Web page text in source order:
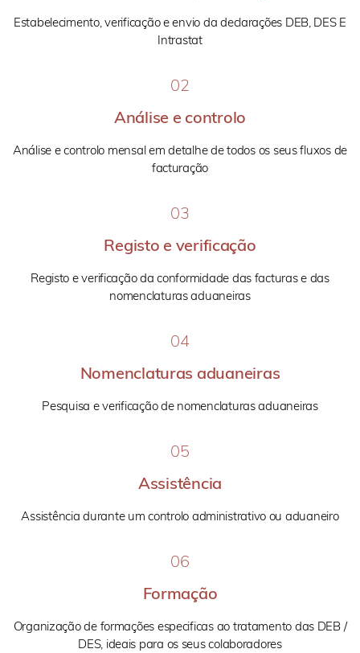
Estabelecimento, verificação e envio da declarações DEB, DES E
Intrastat
02
Análise e controlo
Análise e controlo mensal em detalhe de todos os seus fluxos de
facturação
03
Registo e verificação
Registo e verificação da conformidade das facturas e das
nomenclaturas aduaneiras
04
Nomenclaturas aduaneiras
Pesquisa e verificação de nomenclaturas aduaneiras
05
Assistência
Assistência durante um controlo administrativo ou aduaneiro
06
Formação
Organização de formações especificas ao tratamento das DEB /
DES, ideais para os seus colaboradores